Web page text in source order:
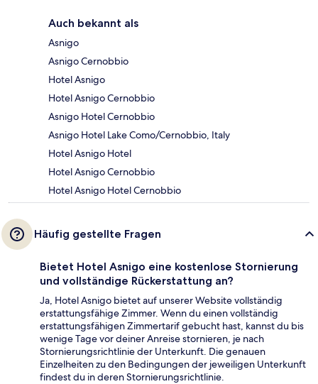
Auch bekannt als
Asnigo
Asnigo Cernobbio
Hotel Asnigo
Hotel Asnigo Cernobbio
Asnigo Hotel Cernobbio
Asnigo Hotel Lake Como/Cernobbio, Italy
Hotel Asnigo Hotel
Hotel Asnigo Cernobbio
Hotel Asnigo Hotel Cernobbio
Häufig gestellte Fragen
Bietet Hotel Asnigo eine kostenlose Stornierung
und vollständige Rückerstattung an?
Ja, Hotel Asnigo bietet auf unserer Website vollständig
erstattungsfähige Zimmer. Wenn du einen vollständig
erstattungsfähigen Zimmertarif gebucht hast, kannst du bis
wenige Tage vor deiner Anreise stornieren, je nach
Stornierungsrichtlinie der Unterkunft. Die genauen
Einzelheiten zu den Bedingungen der jeweiligen Unterkunft
findest du in deren Stornierungsrichtlinie.